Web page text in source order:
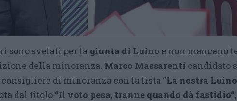
sono svelati per la giunta di Luino e non mancano
della minoranza. Marco Massarenti candidato
consigliere di minoranza con la lista “La nostra Luino
dal titolo “Il voto pesa, tranne quando dà fastidio“,